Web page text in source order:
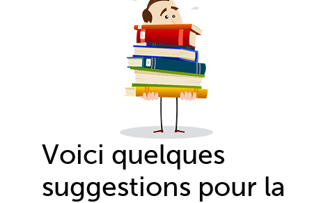
Voici quelques
suggestions pour la